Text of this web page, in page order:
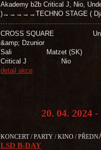
Akademy b2b Critical J, Nio,
)→→→→→TECHNO STAGE (
CROSS SQUARE
&amp; Dzunior
Sali Matzet (SK)
Critical J Nio
detail akce
20. 04. 2024
KONCERT / PARTY / KINO /
LSD B-DAY